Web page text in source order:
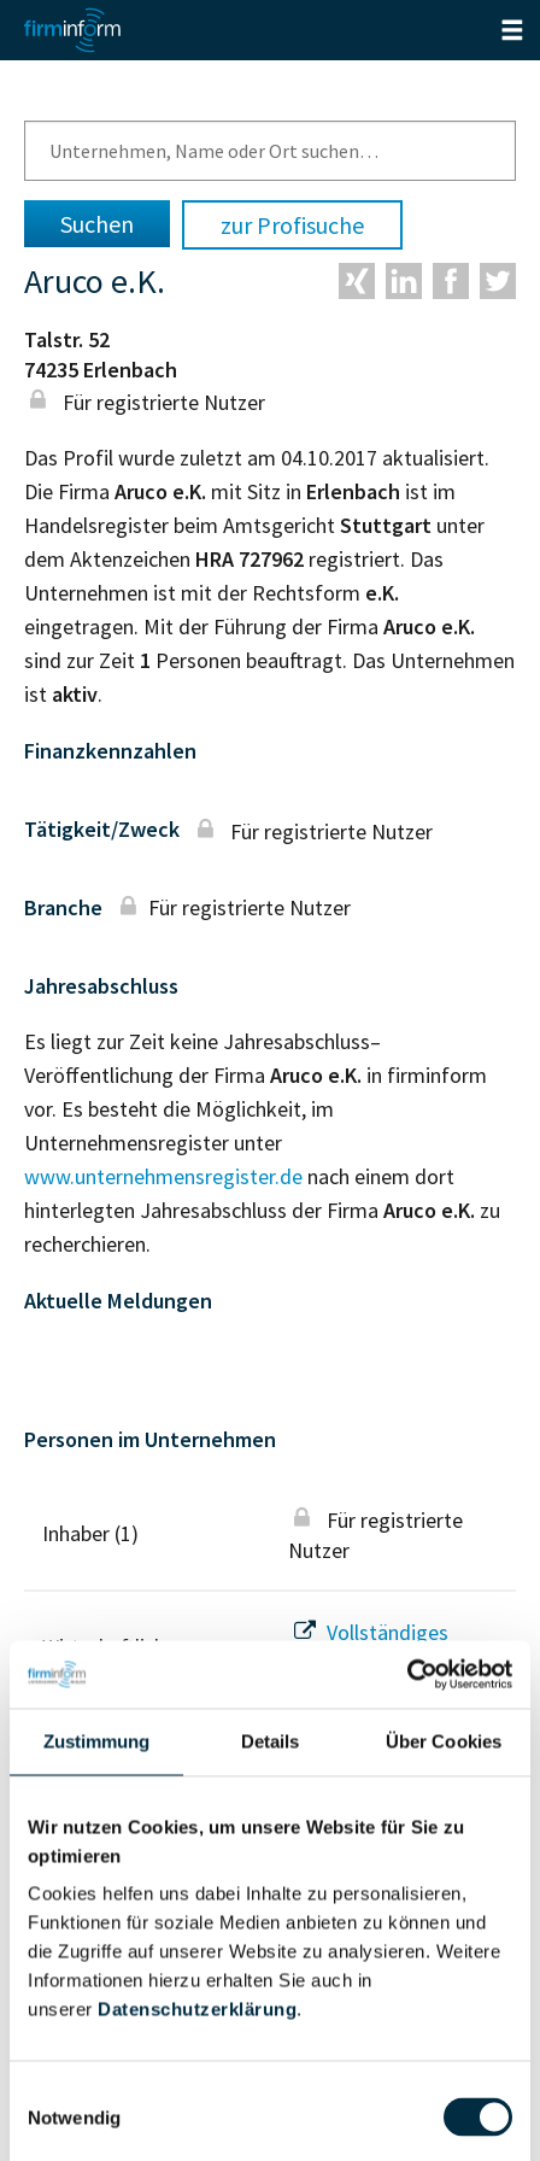
Zustimmung Details Über Cookies
Wir nutzen Cookies, um unsere Website für Sie zu
optimieren
Cookies helfen uns dabei Inhalte zu personalisieren,
Funktionen für soziale Medien anbieten zu können und
die Zugriffe auf unserer Website zu analysieren. Weitere
Informationen hierzu erhalten Sie auch in
unserer Datenschutzerklärung.
Notwendig
zur Profisuche
Aruco e.K.
Talstr. 52
74235 Erlenbach
Für registrierte Nutzer
Das Profil wurde zuletzt am 04.10.2017 aktualisiert.
Die Firma Aruco e.K. mit Sitz in Erlenbach ist im
Handelsregister beim AmtsgerichtStuttgart unter
dem Aktenzeichen HRA 727962 registriert. Das
Unternehmen ist mit der Rechtsform e.K.
eingetragen. Mit der Führung der Firma Aruco e.K.
sind zur Zeit 1 Personen beauftragt. Das Unternehmen
ist aktiv.
Finanzkennzahlen
Tätigkeit/Zweck Für registrierte Nutzer
Branche Für registrierte Nutzer
Jahresabschluss
Es liegt zur Zeit keine Jahresabschluss–
Veröffentlichung der Firma Aruco e.K. in firminform
vor. Es besteht die Möglichkeit, im
Unternehmensregister unter
www.unternehmensregister.de nach einem dort
hinterlegten Jahresabschluss der Firma Aruco e.K. zu
recherchieren.
Aktuelle Meldungen
Personen im Unternehmen
Inhaber (1)
Für registrierte
Nutzer
Wirtschaftlich
Berechtigter
Vollständiges
Unternehmensprofil
Gesellschafterstruktur
Vollständiges
Unternehmensprofil
anfragen